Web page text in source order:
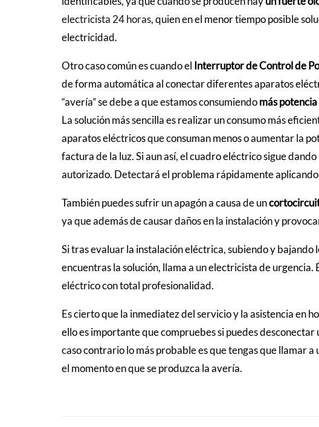
electricista 24 horas, quien en el menor tiempo posible
electricidad.
Otro caso común es cuando el Interruptor de Control de
de forma automática al conectar diferentes aparatos
“avería” se debe a que estamos consumiendomás
La solución más sencilla es realizar un consumo más
aparatos eléctricos que consuman menos o aumentar la
factura de la luz. Si aun así, el cuadro eléctrico sigue
autorizado. Detectará el problema rápidamente
También puedes sufrir un apagón a causa de un
ya que además de causar daños en la instalación y
Si tras evaluar la instalación eléctrica, subiendo y bajando
encuentras la solución, llama a un electricista de
eléctrico con total profesionalidad.
Es cierto que la inmediatez del servicio y la asistencia en
ello es importante que compruebes si puedes
caso contrario lo más probable es que tengas que llamar
el momento en que se produzca la avería.